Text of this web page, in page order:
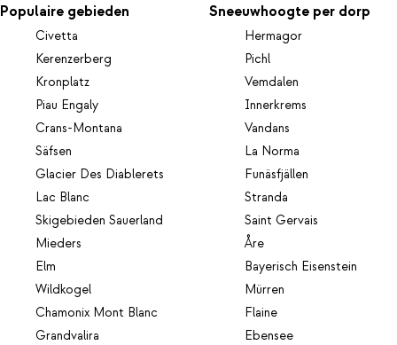
Populaire gebieden
Civetta
Kerenzerberg
Kronplatz
Piau Engaly
Crans-Montana
Säfsen
Glacier Des Diablerets
Lac Blanc
Skigebieden Sauerland
Mieders
Elm
Wildkogel
Chamonix Mont Blanc
Grandvalira
Sneeuwhoogte per dorp
Hermagor
Pichl
Vemdalen
Innerkrems
Vandans
La Norma
Funäsfjällen
Stranda
Saint Gervais
Åre
Bayerisch Eisenstein
Mürren
Flaine
Ebensee